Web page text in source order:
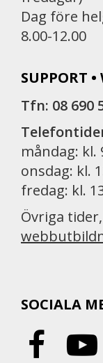
Dag före
8.00-12.00
SUPPORT
Tfn: 08 690
måndag: kl.
onsdag: kl.
fredag: kl.
Övriga
SOCIALA